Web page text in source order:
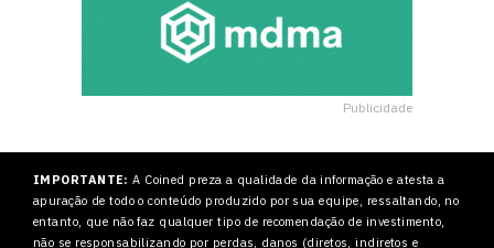
Publicidade
IMPORTANTE: A Coined preza a qualidade da informação e atesta a
apuração de todo o conteúdo produzido por sua equipe, ressaltando, no
entanto, que não faz qualquer tipo de recomendação de investimento,
não se responsabilizando por perdas, danos (diretos, indiretos e